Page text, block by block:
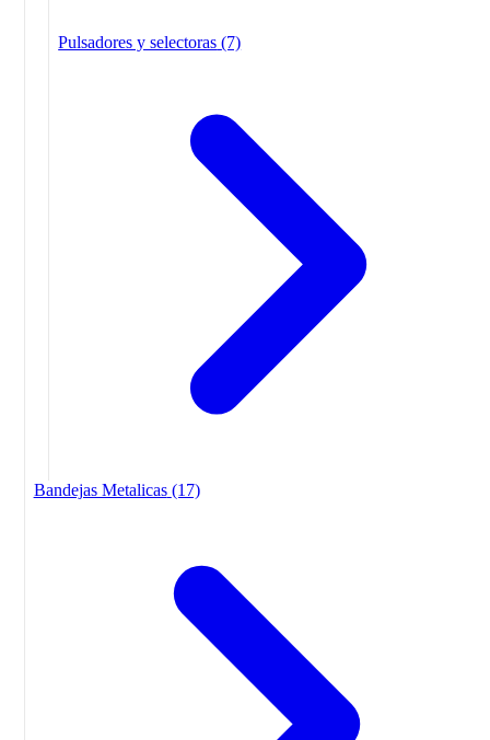
Pulsadores y selectoras (7)
Bandejas Metalicas (17)